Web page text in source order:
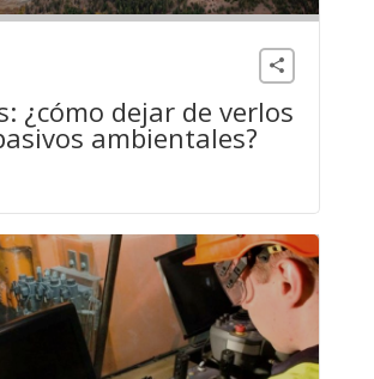
¿cómo dejar de verlos
ambientales?